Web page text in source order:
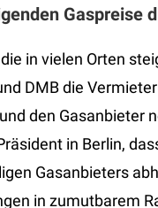
Gaspreise
in vielen Orten
DMB die
den Gasanbieter
in Berlin,
Gasanbieters
in zumutbarem